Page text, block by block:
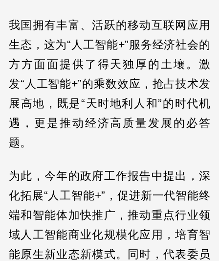
我国拥有丰富、活跃的移动互联网应用
生态，这为“人工智能+”服务经济社会的
方方面面提供了得天独厚的土壤。激
发“人工智能+”的乘数效应，抢占技术发
展高地，既是“天时地利人和”的时代机
遇，更是推动经济高质量发展的必答
题。
为此，今年的政府工作报告中提出，深
化拓展“人工智能+”，促进新一代智能终
端和智能体加快推广，推动重点行业领
域人工智能商业化规模化应用，培育智
能原生新业态新模式。同时，代表委员